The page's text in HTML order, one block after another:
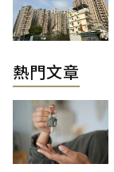
熱門文章